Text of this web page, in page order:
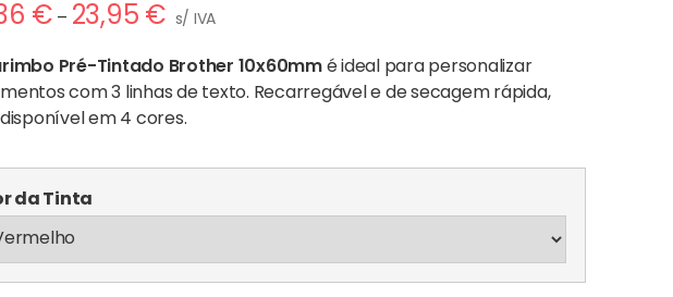
€ – 23,95 €Price
20,36 €
through
23,95 €
s/ IVA
Pré-Tintado Brother 10x60mmé ideal para personalizar
com 3 linhas de texto. Recarregável e de secagem rápida,
em 4 cores.
da Tinta